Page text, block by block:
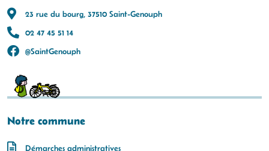
23 rue du bourg, 37510 Saint-Genouph
02 47 45 51 14
@SaintGenouph
Notre commune
Démarches administratives